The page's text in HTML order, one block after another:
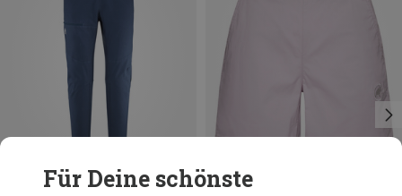
Für Deine schönste